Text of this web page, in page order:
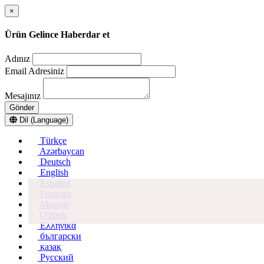
×
Ürün Gelince Haberdar et
Adınız
Email Adresiniz
Mesajınız
Gönder
Dil (Language)
Türkçe
Azərbaycan
Deutsch
English
Español
Français
Magyar
O'zbek
Ελληνικά
български
қазақ
Русский